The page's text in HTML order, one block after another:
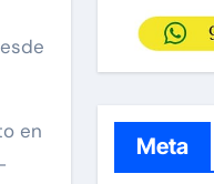
en
Meta